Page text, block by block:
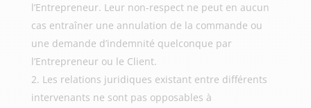
l’Entrepreneur. Leur non-respect ne peut en aucun
cas entraîner une annulation de la commande ou
une demande d’indemnité quelconque par
l’Entrepreneur ou le Client.
Les relations juridiques existant entre différents
intervenants ne sont pas opposables à